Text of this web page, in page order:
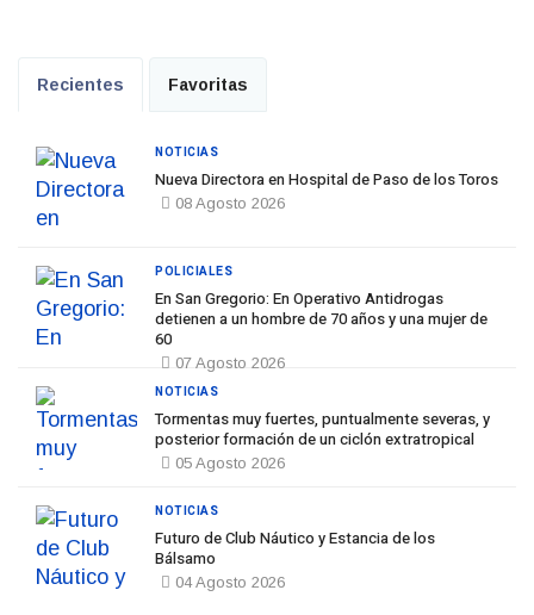
Recientes Favoritas
Nueva Directora en Hospital de Paso de los Toros
08 Agosto 2026
NOTICIAS
En San Gregorio: En Operativo Antidrogas
detienen a un hombre de 70 años y una mujer de
60
07 Agosto 2026
POLICIALES
Tormentas muy fuertes, puntualmente severas, y
posterior formación de un ciclón extratropical
05 Agosto 2026
NOTICIAS
Futuro de Club Náutico y Estancia de los
Bálsamo
04 Agosto 2026
NOTICIAS